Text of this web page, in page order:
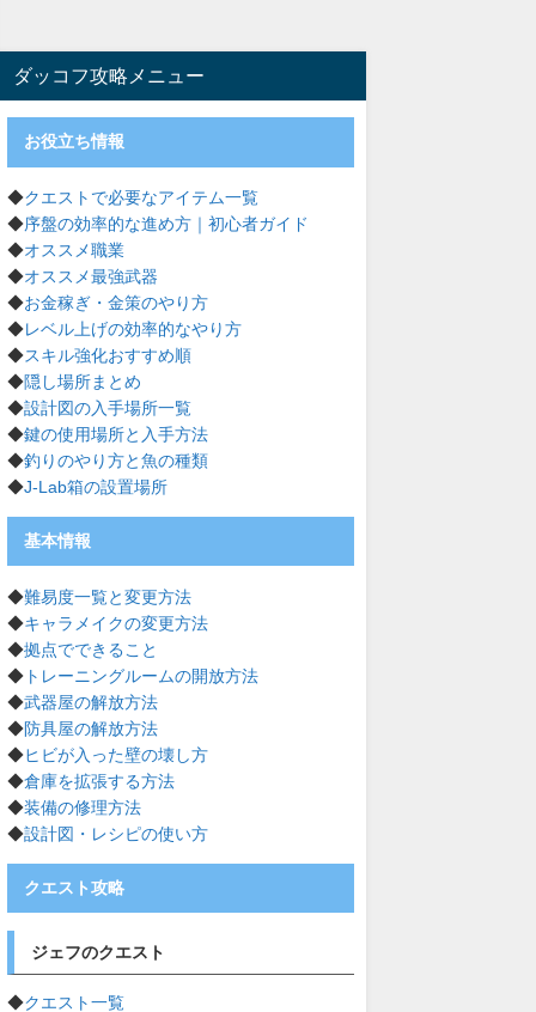
ダッコフ攻略メニュー
お役立ち情報
◆クエストで必要なアイテム一覧
◆序盤の効率的な進め方｜初心者ガイド
◆オススメ職業
◆オススメ最強武器
◆お金稼ぎ・金策のやり方
◆レベル上げの効率的なやり方
◆スキル強化おすすめ順
◆隠し場所まとめ
◆設計図の入手場所一覧
◆鍵の使用場所と入手方法
◆釣りのやり方と魚の種類
◆J-Lab箱の設置場所
基本情報
◆難易度一覧と変更方法
◆キャラメイクの変更方法
◆拠点でできること
◆ トレーニングルームの開放方法
◆武器屋の解放方法
◆防具屋の解放方法
◆ヒビが入った壁の壊し方
◆倉庫を拡張する方法
◆装備の修理方法
◆設計図・レシピの使い方
クエスト攻略
ジェフのクエスト
◆クエスト一覧